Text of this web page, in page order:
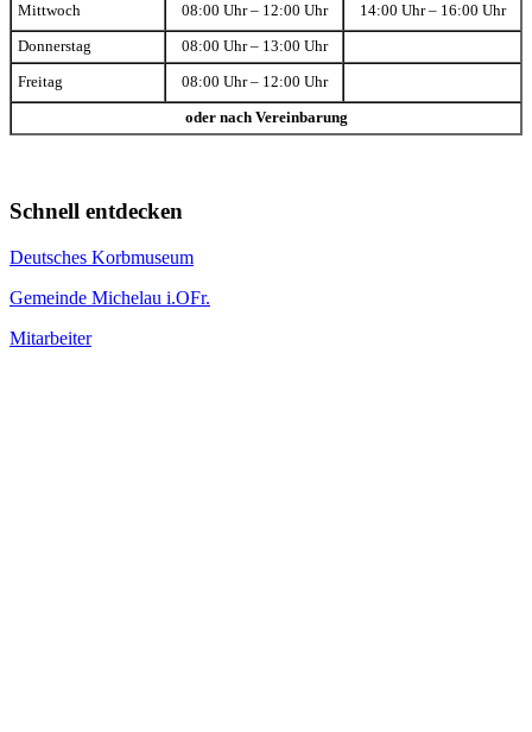
Mittwoch 08:00 Uhr – 12:00 Uhr 14:00 Uhr – 16:00 Uhr
Donnerstag 08:00 Uhr – 13:00 Uhr
Freitag 08:00 Uhr – 12:00 Uhr
oder nach Vereinbarung
Schnell entdecken
Deutsches Korbmuseum
Gemeinde Michelau i.OFr.
Mitarbeiter